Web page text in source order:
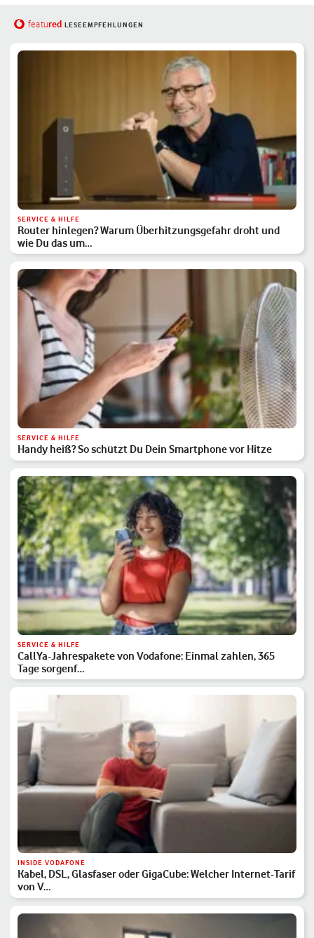
featured LESEEMPFEHLUNGEN
SERVICE & HILFE
Router hinlegen? Warum Überhitzungsgefahr droht und
wie Du das um…
SERVICE & HILFE
Handy heiß? So schützt Du Dein Smartphone vor Hitze
SERVICE & HILFE
CallYa-Jahrespakete von Vodafone: Einmal zahlen, 365
Tage sorgenf…
INSIDE VODAFONE
Kabel, DSL, Glasfaser oder GigaCube: Welcher Internet-Tarif
von V…